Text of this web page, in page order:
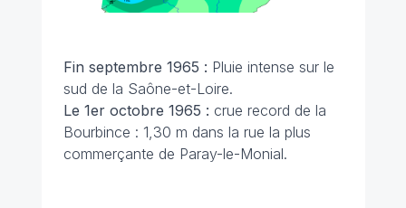
Fin septembre 1965 : Pluie intense sur le
sud de la Saône-et-Loire.
Le 1er octobre 1965 : crue record de la
Bourbince : 1,30 m dans la rue la plus
commerçante de Paray-le-Monial.